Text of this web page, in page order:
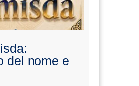
del nome e